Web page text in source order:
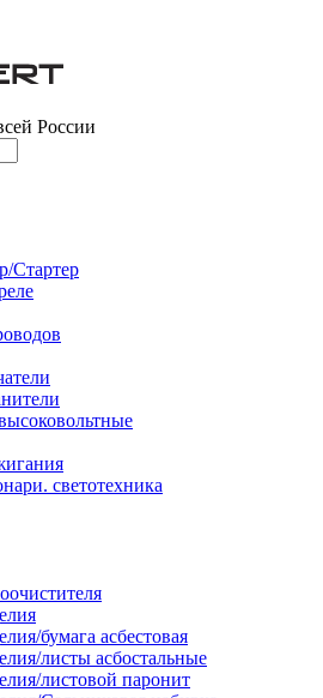
России
Стартер
светотехника
бумага асбестовая
листы асбостальные
листовой паронит